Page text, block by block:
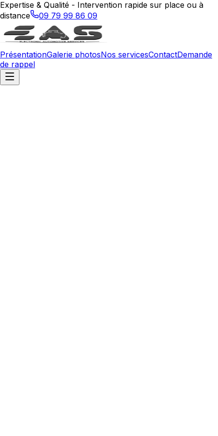
Expertise & Qualité - Intervention rapide sur place ou à
distance
09 79 99 86 09
PrésentationGalerie photosNos servicesContactDemande
de rappel